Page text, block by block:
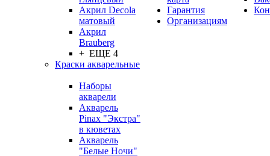
Акрил Decola
матовый
Акрил
Brauberg
+ ЕЩЕ 4
Краски акварельные
Наборы
акварели
Акварель
Pinax "Экстра"
в кюветах
Акварель
"Белые Ночи"
Гарантия
Организациям